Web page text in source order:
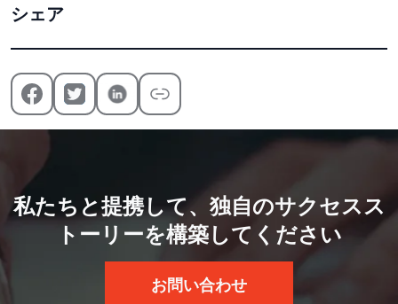
シェア
私たちと提携して、独自のサクセスス
トーリーを構築してください
お問い合わせ